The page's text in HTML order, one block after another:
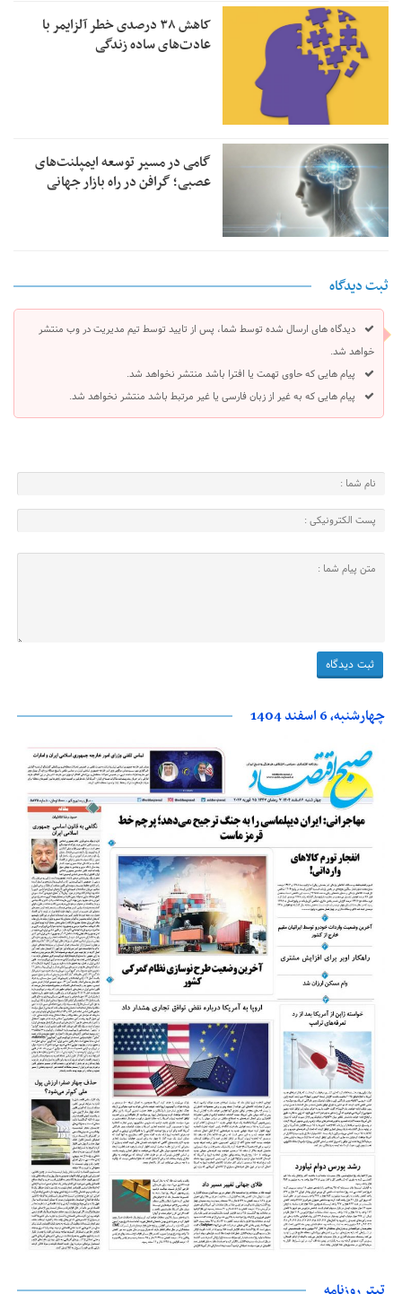
کاهش ۳۸ درصدی خطر آلزایمر با
عادت‌های ساده زندگی
گامی در مسیر توسعه ایمپلنت‌های
عصبی؛ گرافن در راه بازار جهانی
ثبت دیدگاه
دیدگاه های ارسال شده توسط شما، پس از تایید توسط تیم مدیریت در وب منتشر
خواهد شد.
پیام هایی که حاوی تهمت یا افترا باشد منتشر نخواهد شد.
پیام هایی که به غیر از زبان فارسی یا غیر مرتبط باشد منتشر نخواهد شد.
چهارشنبه، 6 اسفند 1404